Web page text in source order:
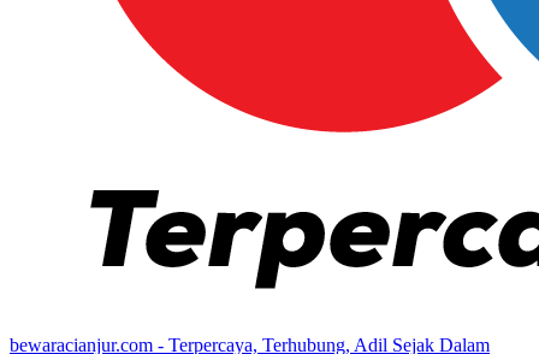
bewaracianjur.com - Terpercaya, Terhubung, Adil Sejak Dalam